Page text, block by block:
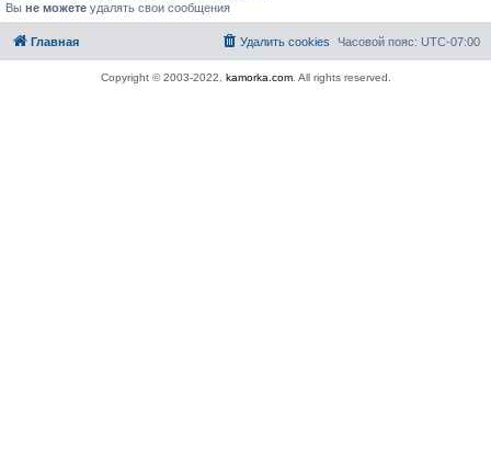
Вы не можете удалять свои сообщения
Главная Часовой пояс: UTC-07:00
Удалить cookies
Copyright © 2003-2022, kamorka.com. All rights reserved.